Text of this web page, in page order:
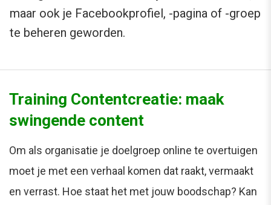
maar ook je Facebookprofiel, -pagina of -groep
te beheren geworden.
Training Contentcreatie: maak
swingende content
Om als organisatie je doelgroep online te overtuigen
moet je met een verhaal komen dat raakt, vermaakt
en verrast. Hoe staat het met jouw boodschap? Kan